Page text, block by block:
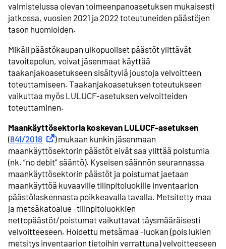
valmistelussa olevan toimeenpanoasetuksen mukaisesti
jatkossa, vuosien 2021 ja 2022 toteutuneiden päästöjen
tason huomioiden.
Mikäli päästökaupan ulkopuoliset päästöt ylittävät
tavoitepolun, voivat jäsenmaat käyttää
taakanjakoasetukseen sisältyviä joustoja velvoitteen
toteuttamiseen. Taakanjakoasetuksen toteutukseen
vaikuttaa myös LULUCF-asetuksen velvoitteiden
toteuttaminen.
Maankäyttösektoria koskevan LULUCF-asetuksen
(841/2018 Ulkoinen linkki
) mukaan kunkin jäsenmaan
maankäyttösektorin päästöt eivät saa ylittää poistumia
(nk. ”no debit” sääntö). Kyseisen säännön seurannassa
maankäyttösektorin päästöt ja poistumat jaetaan
maankäyttöä kuvaaville tilinpitoluokille inventaarion
päästölaskennasta poikkeavalla tavalla. Metsitetty maa
ja metsäkatoalue -tilinpitoluokkien
nettopäästöt/poistumat vaikuttavat täysmääräisesti
velvoitteeseen. Hoidettu metsämaa -luokan (pois lukien
metsitys inventaarion tietoihin verrattuna) velvoitteeseen